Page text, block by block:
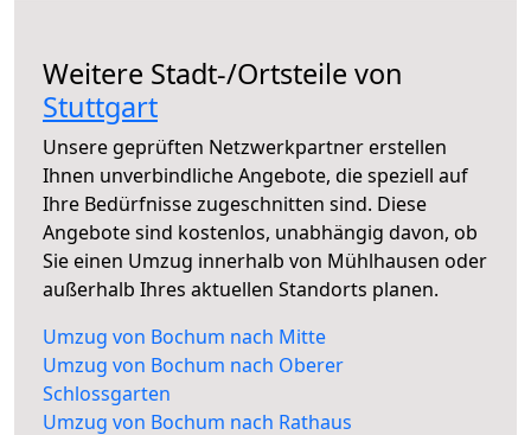
Weitere Stadt-/Ortsteile von
Stuttgart
Unsere geprüften Netzwerkpartner erstellen
Ihnen unverbindliche Angebote, die speziell auf
Ihre Bedürfnisse zugeschnitten sind. Diese
Angebote sind kostenlos, unabhängig davon, ob
Sie einen Umzug innerhalb von Mühlhausen oder
außerhalb Ihres aktuellen Standorts planen.
Umzug von Bochum nach Mitte
Umzug von Bochum nach Oberer
Schlossgarten
Umzug von Bochum nach Rathaus